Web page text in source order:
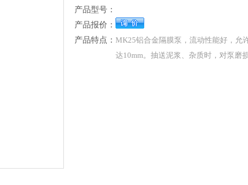
产品型号：
产品报价：
产品特点： MK25铝合金隔膜泵，流动性能好，允
达10mm。抽送泥浆、杂质时，对泵磨损